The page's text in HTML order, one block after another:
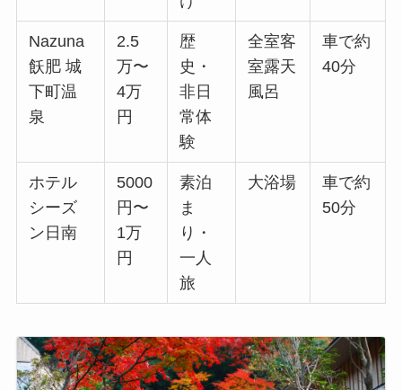
Nazuna
飫肥 城
下町温
泉
2.5
万〜
4万
円
歴
史・
非日
常体
験
全室客
室露天
風呂
車で約
40分
ホテル
シーズ
ン日南
5000
円〜
1万
円
素泊
ま
り・
一人
旅
大浴場
車で約
50分